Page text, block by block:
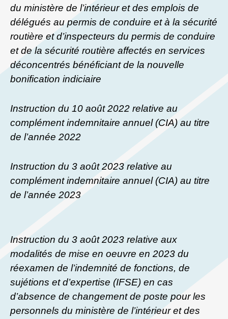
du ministère de l’intérieur et des emplois de
délégués au permis de conduire et à la sécurité
routière et d’inspecteurs du permis de conduire
et de la sécurité routière affectés en services
déconcentrés bénéficiant de la nouvelle
bonification indiciaire
Instruction du 10 août 2022 relative au
complément indemnitaire annuel (CIA) au titre
de l’année 2022
Instruction du 3 août 2023 relative au
complément indemnitaire annuel (CIA) au titre
de l’année 2023
Instruction du 3 août 2023 relative aux
modalités de mise en oeuvre en 2023 du
réexamen de l’indemnité de fonctions, de
sujétions et d’expertise (IFSE) en cas
d’absence de changement de poste pour les
personnels du ministère de l’intérieur et des